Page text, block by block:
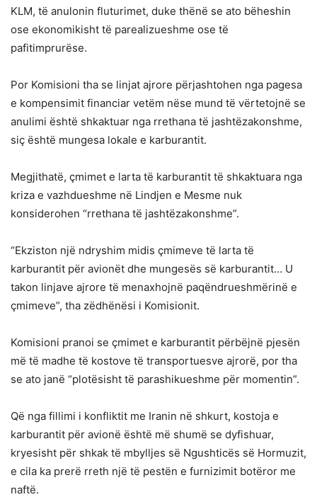
KLM, të anulonin fluturimet, duke thënë se ato bëheshin
ose ekonomikisht të parealizueshme ose të
pafitimprurëse.
Por Komisioni tha se linjat ajrore përjashtohen nga pagesa
e kompensimit financiar vetëm nëse mund të vërtetojnë se
anulimi është shkaktuar nga rrethana të jashtëzakonshme,
siç është mungesa lokale e karburantit.
Megjithatë, çmimet e larta të karburantit të shkaktuara nga
kriza e vazhdueshme në Lindjen e Mesme nuk
konsiderohen “rrethana të jashtëzakonshme”.
“Ekziston një ndryshim midis çmimeve të larta të
karburantit për avionët dhe mungesës së karburantit… U
takon linjave ajrore të menaxhojnë paqëndrueshmërinë e
çmimeve”, tha zëdhënësi i Komisionit.
Komisioni pranoi se çmimet e karburantit përbëjnë pjesën
më të madhe të kostove të transportuesve ajrorë, por tha
se ato janë “plotësisht të parashikueshme për momentin”.
Që nga fillimi i konfliktit me Iranin në shkurt, kostoja e
karburantit për avionë është më shumë se dyfishuar,
kryesisht për shkak të mbylljes së Ngushticës së Hormuzit,
e cila ka prerë rreth një të pestën e furnizimit botëror me
naftë.